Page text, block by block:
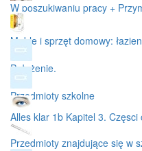
W poszukiwaniu pracy +
Meble i sprzęt domowy:
Położenie.
Przedmioty szkolne
Alles klar 1b Kapitel 3. Częsci
Przedmioty znajdujące się w